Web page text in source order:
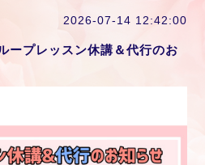
2026-07-14 12:42:00
ープレッスン休講＆代行のお